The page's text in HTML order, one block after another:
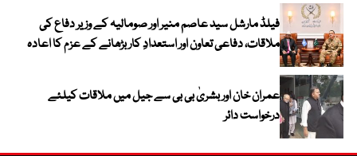
فیلڈ مارشل سید عاصم منیر اور صومالیہ کے وزیر دفاع کی
ملاقات، دفاعی تعاون اور استعدادِ کار بڑھانے کے عزم کا اعادہ
عمران خان اور بشریٰ بی بی سے جیل میں ملاقات کیلئے
درخواست دائر